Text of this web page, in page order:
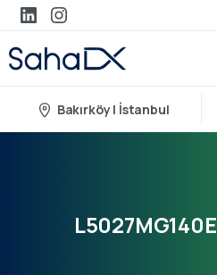
Bakırköy | İstanbul
L5027MG140E